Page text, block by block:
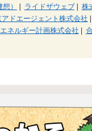
）
ライドザウェブ|
株
アドエージェント株式会社
ネルギー計画株式会社